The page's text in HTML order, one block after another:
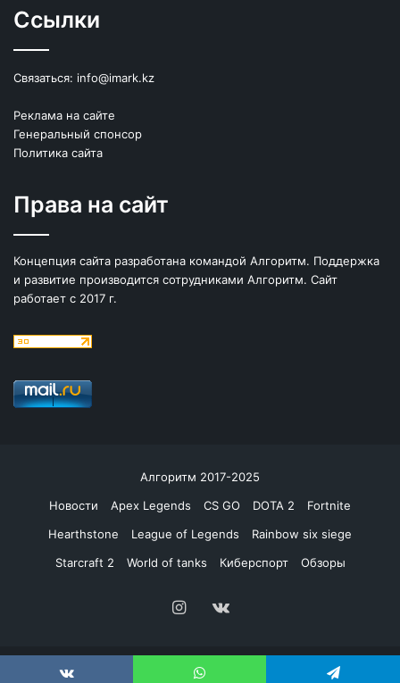
Ссылки
Связаться: info@imark.kz
Реклама на сайте
Генеральный спонсор
Политика сайта
Права на сайт
Концепция сайта разработана командой Алгоритм. Поддержка
и развитие производится сотрудниками Алгоритм. Сайт
работает с 2017 г.
Алгоритм 2017-2025
Новости
Apex Legends CS GO DOTA 2
Fortnite
Hearthstone
League of Legends
Rainbow six siege
Starcraft 2
World of tanks Киберспорт Обзоры
Instagram